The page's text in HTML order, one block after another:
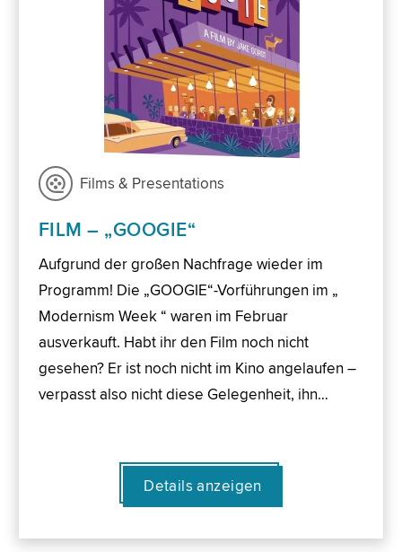
Films & Presentations
FILM – „GOOGIE“
Aufgrund der großen Nachfrage wieder im
Programm! Die „GOOGIE“-Vorführungen im „
Modernism Week “ waren im Februar
ausverkauft. Habt ihr den Film noch nicht
gesehen? Er ist noch nicht im Kino angelaufen –
verpasst also nicht diese Gelegenheit, ihn…
Details anzeigen